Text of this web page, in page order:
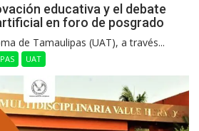
educativa y el debate
en foro de posgrado
de Tamaulipas (UAT), a través...
UAT